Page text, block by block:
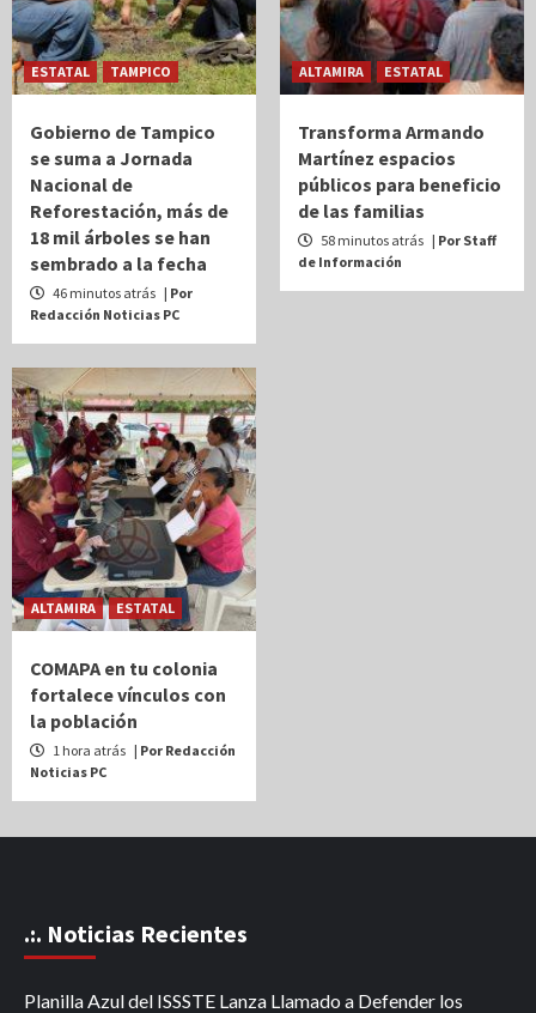
ESTATAL TAMPICO
Gobierno de Tampico
se suma a Jornada
Nacional de
Reforestación, más de
18 mil árboles se han
sembrado a la fecha
46 minutos atrás | Por
Redacción Noticias PC
ALTAMIRA ESTATAL
Transforma Armando
Martínez espacios
públicos para beneficio
de las familias
58 minutos atrás | Por Staff
de Información
ALTAMIRA ESTATAL
COMAPA en tu colonia
fortalece vínculos con
la población
1 hora atrás | Por Redacción
Noticias PC
.:. Noticias Recientes
Planilla Azul del ISSSTE Lanza Llamado a Defender los